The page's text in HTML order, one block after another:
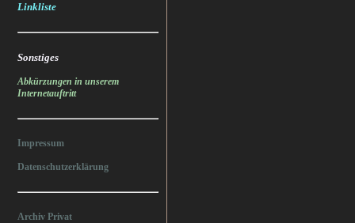
Linkliste
Sonstiges
Abkürzungen in unserem
Internetauftritt
Impressum
Datenschutzerklärung
Archiv Privat